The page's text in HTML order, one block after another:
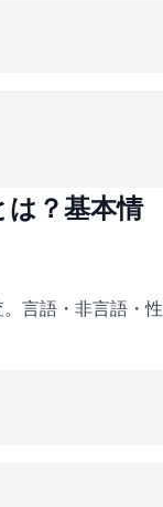
は？基本情
言語・非言語・性